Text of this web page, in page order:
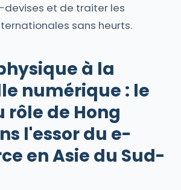
et de traiter les
sans heurts.
à la
numérique : le
rôle de Hong
l'essor du e-
en Asie du Sud-